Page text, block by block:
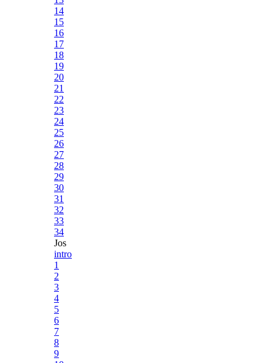
14
15
16
17
18
19
20
21
22
23
24
25
26
27
28
29
30
31
32
33
34
Jos
intro
1
2
3
4
5
6
7
8
9